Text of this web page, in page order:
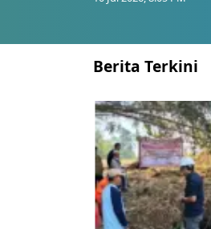
Berita Terkini